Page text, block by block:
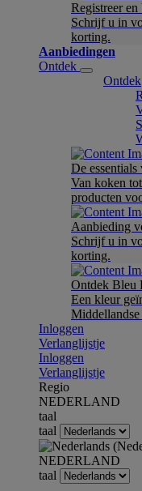
Registreer en
Schrijf u in
korting.
Aanbiedingen
Ontdek
Ontdek
De
Van koken
producten
Aanbieding
Schrijf u in
korting.
Ontdek Bleu
Een kleur
Middellandse
Inloggen
Verlanglijstje
Inloggen
Verlanglijstje
Regio
NEDERLAND
taal
taal
NEDERLAND
taal